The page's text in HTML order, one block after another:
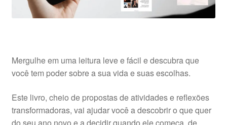
Mergulhe em uma leitura leve e fácil e descubra que
você tem poder sobre a sua vida e suas escolhas.
Este livro, cheio de propostas de atividades e reflexões
transformadoras, vai ajudar você a descobrir o que quer
do seu ano novo e a decidir quando ele começa, de